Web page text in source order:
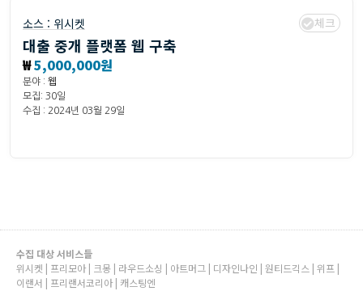
소스 : 위시켓 체크
대출 중개 플랫폼 웹 구축
₩5,000,000원
분야 : 웹
모집: 30일
수집 : 2024년 03월 29일
수집 대상 서비스들
위시켓 | 프리모아 | 크몽 | 라우드소싱 | 아트머그 | 디자인나인 | 원티드긱스 | 위프 |
이랜서 | 프리랜서코리아 | 캐스팅엔